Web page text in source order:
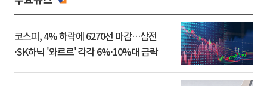
코스피, 4% 하락에 6270선 마감…삼전
·SK하닉 '와르르' 각각 6%·10%대 급락